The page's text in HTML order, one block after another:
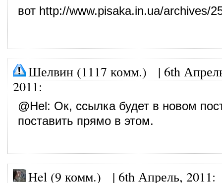
вот http://www.pisaka.in.ua/archives/
Шелвин (1117 комм.) | 6th
2011:
@Hel: Ок, ссылка будет в новом
поставить прямо в этом.
Hel (9 комм.) | 6th Апрель, 2011: